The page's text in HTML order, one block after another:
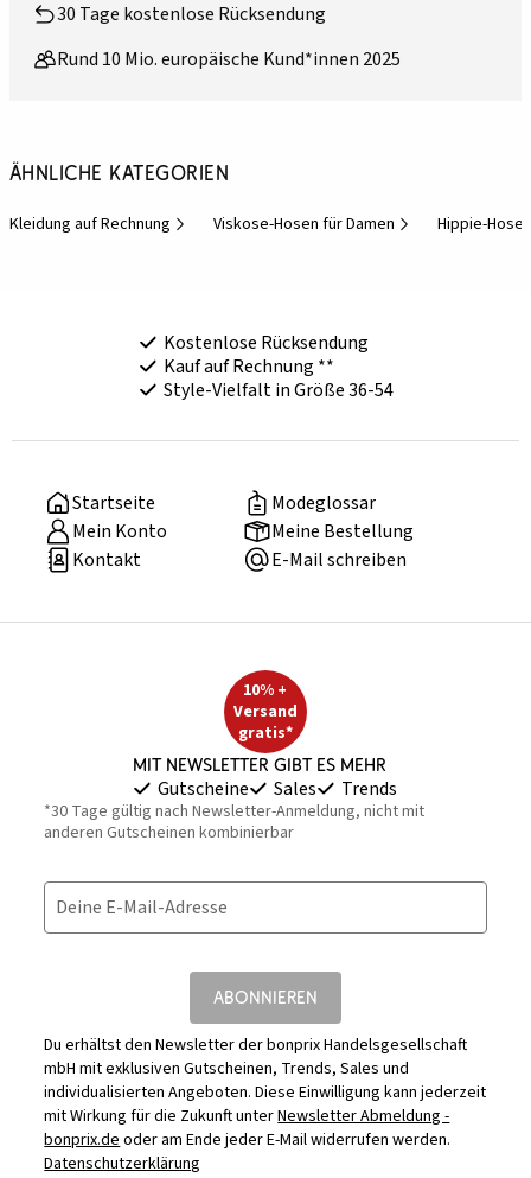
30 Tage kostenlose Rücksendung
Rund 10 Mio. europäische Kund*innen 2025
Ähnliche Kategorien
Kleidung auf Rechnung Viskose-Hosen für Damen Hippie-
Kostenlose Rücksendung
Kauf auf Rechnung **
Style-Vielfalt in Größe 36-54
Startseite
Modeglossar
Mein Konto
Meine Bestellung
Kontakt
E-Mail schreiben
10% +
Versand
gratis*
Mit Newsletter gibt es mehr
Gutscheine Sales Trends
*30 Tage gültig nach Newsletter-Anmeldung, nicht mit
anderen Gutscheinen kombinierbar
Deine E-Mail-Adresse
ABONNIEREN
Du erhältst den Newsletter der bonprix Handelsgesellschaft
mbH mit exklusiven Gutscheinen, Trends, Sales und
individualisierten Angeboten. Diese Einwilligung kann jederzeit
mit Wirkung für die Zukunft unterNewsletter Abmeldung -
bonprix.deoder am Ende jeder E-Mail widerrufen werden.
Datenschutzerklärung